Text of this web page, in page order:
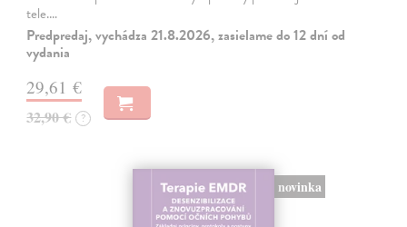
tele.…
Predpredaj, vychádza 21.8.2026, zasielame do 12 dní od
vydania
29,61 €
32,90 € ?
novinka